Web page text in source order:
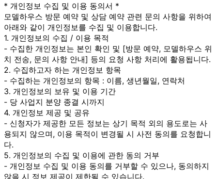
* 개인정보 수집 및 이용 동의서 *
모델하우스 방문 예약 및 상담 예약 관련 문의 사항을 위하여
아래와 같이 개인정보를 수집 및 이용합니다.
1. 개인정보의 수집 / 이용 목적
- 수집한 개인정보는 본인 확인 및 [방문 예약, 모델하우스 위
치 전송, 문의 사항 안내] 등의 요청 사항 처리에 활용됩니다.
2. 수집하고자 하는 개인정보 항목
- 수집하는 개인정보의 항목 : 이름, 생년월일, 연락처
3. 개인정보의 보유 및 이용 기간
- 당 사업지 분양 종결 시까지
4. 개인정보 제공 및 공유
- 신청자가 제공한 모든 정보는 상기 목적 외의 용도로는 사
용되지 않으며, 이용 목적이 변경될 시 사전 동의를 요청합니
다.
5. 개인정보의 수집 및 이용에 관한 동의 거부
- 개인정보 수집 및 이용 동의를 거부할 수 있으나, 동의하지
않을 시 정보 제공이 제한될 수 있습니다.